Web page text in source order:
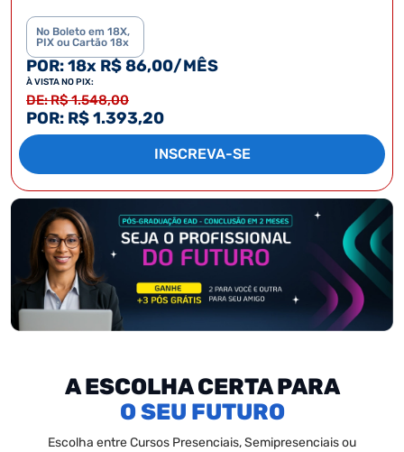
No Boleto em 18X,
PIX ou Cartão 18x
POR: 18x R$ 86,00/MÊS
À VISTA NO PIX:
DE: R$ 1.548,00
POR: R$ 1.393,20
INSCREVA-SE
A ESCOLHA CERTA PARA
SEU FUTURO
Escolha entre Cursos Presenciais, Semipresenciais ou